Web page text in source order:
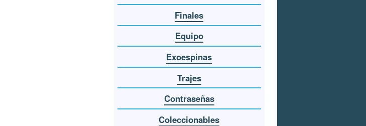
Finales
Equipo
Exoespinas
Trajes
Contraseñas
Coleccionables